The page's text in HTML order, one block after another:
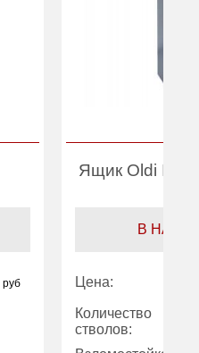
руб
Ящик Oldi
В
Цена:
Количество
стволов: